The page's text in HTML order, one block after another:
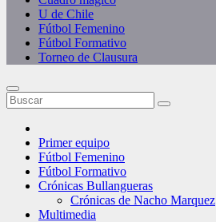
U de Chile
Fútbol Femenino
Fútbol Formativo
Torneo de Clausura
Primer equipo
Fútbol Femenino
Fútbol Formativo
Crónicas Bullangueras
Crónicas de Nacho Marquez
Multimedia